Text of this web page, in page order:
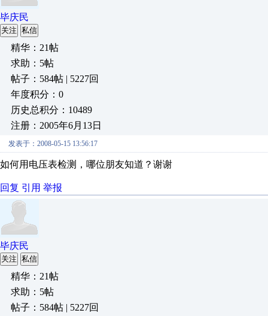
毕庆民
关注 私信
精华：21帖
求助：5帖
帖子：584帖 | 5227回
年度积分：0
历史总积分：10489
注册：2005年6月13日
发表于：2008-05-15 13:56:17
如何用电压表检测，哪位朋友知道？谢谢
回复 引用 举报
毕庆民
关注 私信
精华：21帖
求助：5帖
帖子：584帖 | 5227回